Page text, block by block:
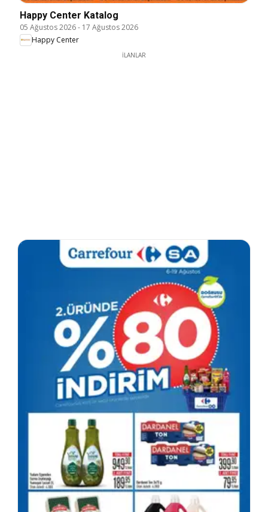
Happy Center Katalog
05 Ağustos 2026- 17 Ağustos 2026
Happy Center
İLANLAR